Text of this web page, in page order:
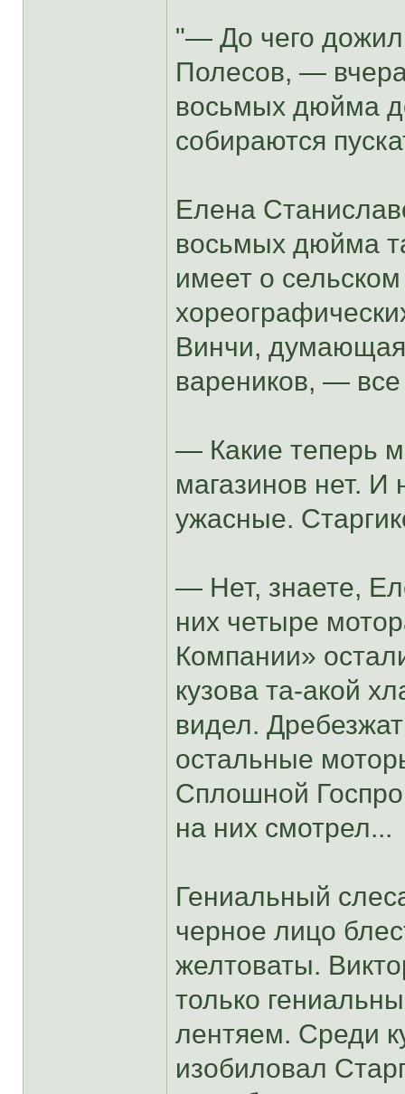
"— До чего
Полесов, —
восьмых дюйма
собираются
Елена
восьмых дюйма
имеет о
Винчи,
вареников, —
— Какие теперь
магазинов нет. И
ужасные.
— Нет, знаете,
них четыре
Компании»
кузова та-акой
видел.
остальные
Сплошной
на них смотрел...
Гениальный
черное лицо
желтоваты.
только
лентяем. Среди
изобиловал